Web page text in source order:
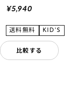
¥5,940
比較する